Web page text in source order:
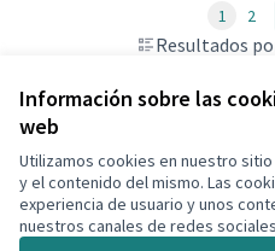
Información sobre las
web
Utilizamos cookies en nuestro
y el contenido del mismo. Las
experiencia de usuario y unos
nuestros canales de redes
Resultados
1 2
Términos y condiciones de uso
Configuración de cookies
Decidim Calafell en X
(Enlace externo)
Decidim Calafell en Facebook
Decidim Calafell en
Decidim Calafell en